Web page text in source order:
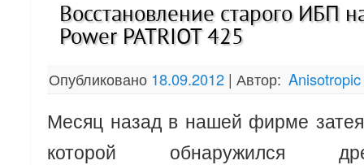
Восстановление старого ИБП
Power PATRIOT 425
Опубликовано 18.09.2012 |Автор: Anisotropic
Месяц назад в нашей фирме
которой обнаружился